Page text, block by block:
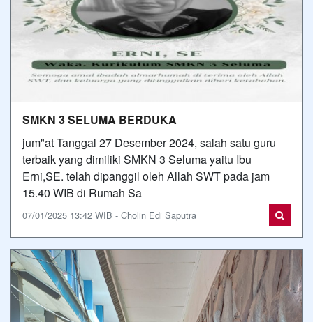
SMKN 3 SELUMA BERDUKA
jum"at Tanggal 27 Desember 2024, salah satu guru
terbaik yang dimiliki SMKN 3 Seluma yaitu Ibu
Erni,SE. telah dipanggil oleh Allah SWT pada jam
15.40 WIB di Rumah Sa
07/01/2025 13:42 WIB - Cholin Edi Saputra